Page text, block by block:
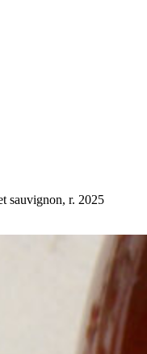
sauvignon, r. 2025